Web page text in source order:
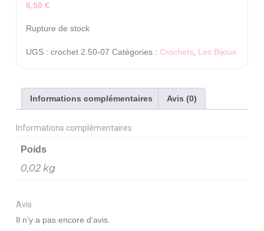
6,50 €
Rupture de stock
UGS : crochet 2.50-07 Catégories : Crochets Les Bijoux
Informations complémentaires Avis (0)
Informations complémentaires
Poids
0,02 kg
Avis
Il n’y a pas encore d’avis.